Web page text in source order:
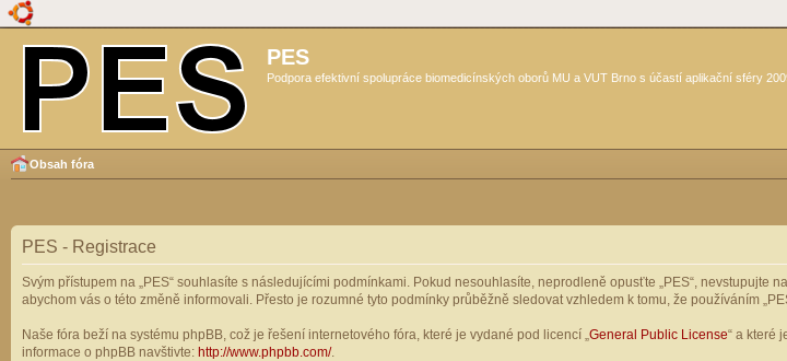
PES
Podpora efektivní spolupráce biomedicínských oborů MU a VUT Brno s účastí aplikační sféry
Obsah fóra
PES - Registrace
Svým přístupem na „PES“ souhlasíte s následujícími podmínkami. Pokud nesouhlasíte, neprodleně opusťte „PES“,
abychom vás o této změně informovali. Přesto je rozumné tyto podmínky průběžně sledovat vzhledem k tomu, že používáním
Naše fóra beží na systému phpBB, což je řešení internetového fóra, které je vydané pod licencí „ General Public License“ a které
informace o phpBB navštivte: http://www.phpbb.com/.